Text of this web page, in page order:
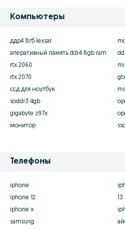
Компьютеры
ддр4 8гб lexsar
аперативный память ddr4 8gb ram
rtx 2060
rtx 2070
ссд для ноутбук
soddr3 4gb
gigabyte z97x
монитор
Телефоны
iphone
iphone 12
iphone x
samsung